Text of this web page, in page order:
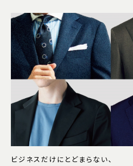
ビジネスだけにとどまらない、